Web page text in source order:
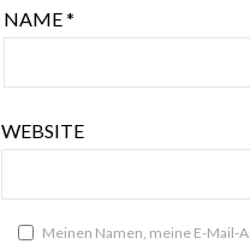
NAME*
WEBSITE
Meinen Namen, meine E-Mail-